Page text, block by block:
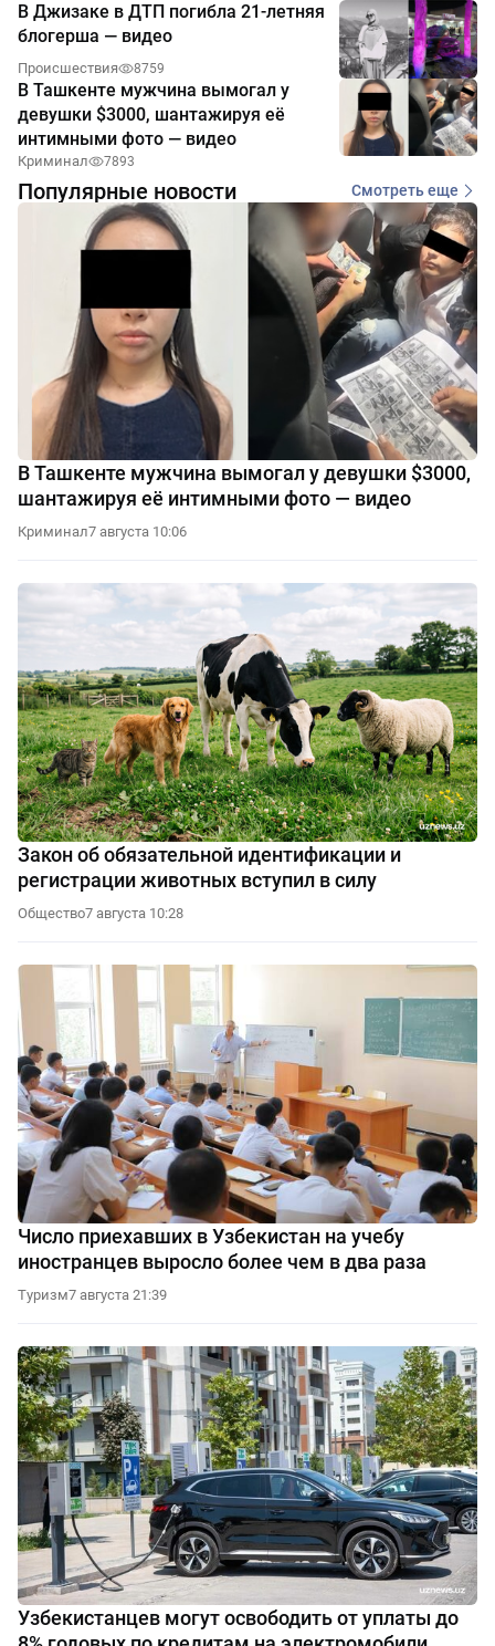
В Джизаке в ДТП погибла 21-летняя
блогерша — видео
Происшествия 8759
В Ташкенте мужчина вымогал у
девушки $3000, шантажируя её
интимными фото — видео
Криминал 7893
Популярные новости Смотреть еще
В Ташкенте мужчина вымогал у девушки $3000,
шантажируя её интимными фото — видео
Криминал7 августа 10:06
Закон об обязательной идентификации и
регистрации животных вступил в силу
Общество7 августа 10:28
Число приехавших в Узбекистан на учебу
иностранцев выросло более чем в два раза
Туризм7 августа 21:39
Узбекистанцев могут освободить от уплаты до